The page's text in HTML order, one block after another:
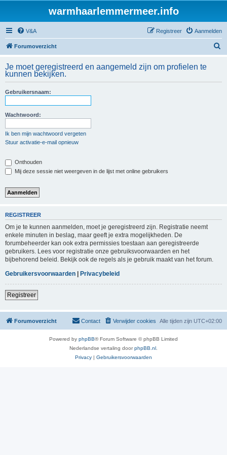
warmhaarlemmermeer.info
V&A Aanmelden
Registreer
Forumoverzicht
k
Je moet geregistreerd en aangemeld zijn om profielen te
kunnen bekijken.
Gebruikersnaam:
Wachtwoord:
Ik ben mijn wachtwoord vergeten
Stuur activatie-e-mail opnieuw
Onthouden
Mij deze sessie niet weergeven in de lijst met online gebruikers
REGISTREER
Om je te kunnen aanmelden, moet je geregistreerd zijn. Registratie neemt
enkele minuten in beslag, maar geeft je extra mogelijkheden. De
forumbeheerder kan ook extra permissies toestaan aan geregistreerde
gebruikers. Lees voor registratie onze gebruiksvoorwaarden en het
bijbehorend beleid. Bekijk ook de regels als je gebruik maakt van het forum.
Gebruikersvoorwaarden | Privacybeleid
Registreer
Forumoverzicht Alle tijden zijn UTC+02:00
Verwijder cookies
Contact
Powered by phpBB® Forum Software © phpBB Limited
Nederlandse vertaling doorphpBB.nl
Privacy | Gebruikersvoorwaarden